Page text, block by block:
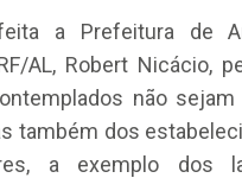
a Prefeitura de
AL, Robert Nicácio,
não sejam
também dos
a exemplo dos